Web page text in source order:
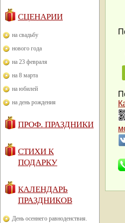
СЦЕНАРИИ
на свадьбу
нового года
на 23 февраля
на 8 марта
на юбилей
на день рождения
ПРОФ. ПРАЗДНИКИ
СТИХИ К
ПОДАРКУ
КАЛЕНДАРЬ
ПРАЗДНИКОВ
День осеннего равноденствия.